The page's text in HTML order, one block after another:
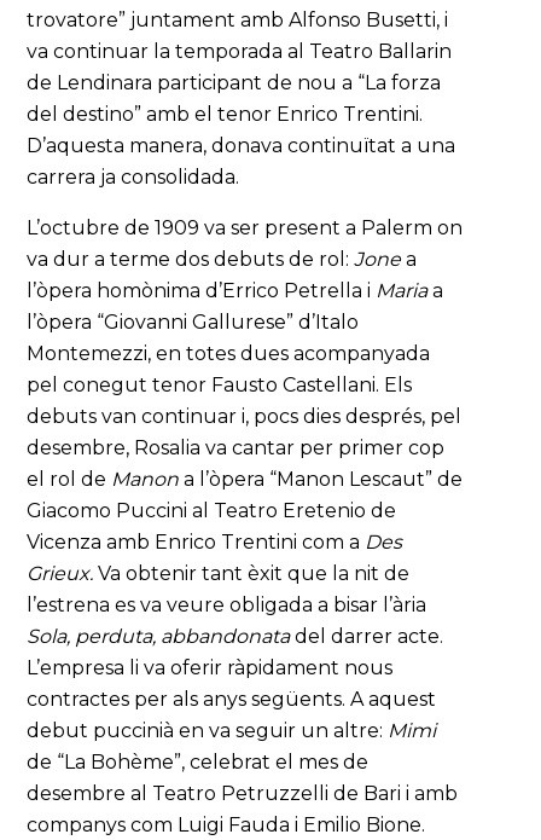
trovatore” juntament amb Alfonso Busetti, i
va continuar la temporada al Teatro Ballarin
de Lendinara participant de nou a “La forza
del destino” amb el tenor Enrico Trentini.
D’aquesta manera, donava continuïtat a una
carrera ja consolidada.
L’octubre de 1909 va ser present a Palerm on
va dur a terme dos debuts de rol:Jonea
l’òpera homònima d’Errico Petrella i Mariaa
l’òpera “Giovanni Gallurese” d’Italo
Montemezzi, en totes dues acompanyada
pel conegut tenor Fausto Castellani. Els
debuts van continuar i, pocs dies després, pel
desembre, Rosalia va cantar per primer cop
el rol de Manon a l’òpera “Manon Lescaut” de
Giacomo Puccini al Teatro Eretenio de
Vicenza amb Enrico Trentini com a Des
Grieux.Va obtenir tant èxit que la nit de
l’estrena es va veure obligada a bisar l’ària
Sola, perduta, abbandonatadel darrer acte.
L’empresa li va oferir ràpidament nous
contractes per als anys següents. A aquest
debut puccinià en va seguir un altre: Mimi
de “La Bohème”, celebrat el mes de
desembre al Teatro Petruzzelli de Bari i amb
companys com Luigi Fauda i Emilio Bione.